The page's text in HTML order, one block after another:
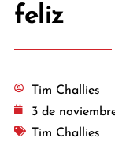
feliz
Tim Challies
3 de
Tim Challies